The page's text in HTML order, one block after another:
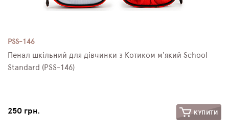
PSS-146
Пенал шкільний для дівчинки з Котиком м'який School
Standard (PSS-146)
250 грн. КУПИТИ